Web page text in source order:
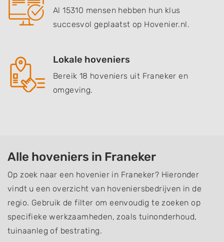
Al 15310 mensen hebben hun klus
succesvol geplaatst op Hovenier.nl.
Lokale hoveniers
Bereik 18 hoveniers uit Franeker en
omgeving.
Alle hoveniers in Franeker
Op zoek naar een hovenier in Franeker? Hieronder
vindt u een overzicht van hoveniersbedrijven in de
regio. Gebruik de filter om eenvoudig te zoeken op
specifieke werkzaamheden, zoals tuinonderhoud,
tuinaanleg of bestrating.